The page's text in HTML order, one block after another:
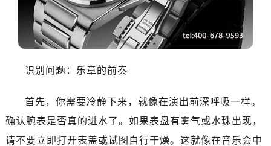
识别问题：乐章的前奏
首先，你需要冷静下来，就像在演出前深呼吸一样。
确认腕表是否真的进水了。如果表盘有雾气或水珠出现，
请不要立即打开表盖或试图自行干燥。这就像在音乐会中